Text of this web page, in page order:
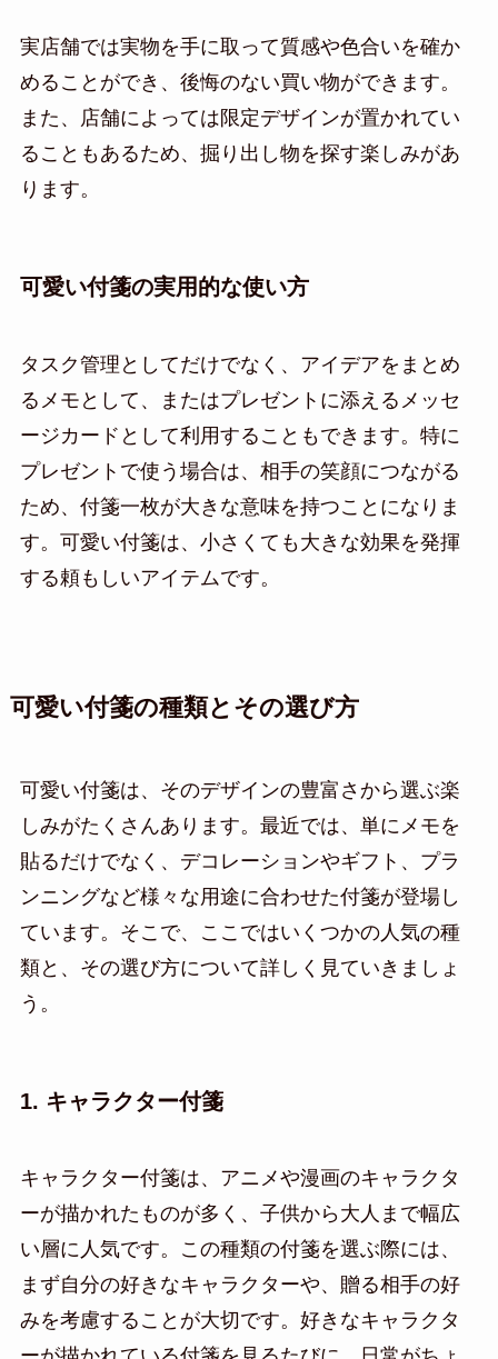
実店舗では実物を手に取って質感や色合いを確か
めることができ、後悔のない買い物ができます。
また、店舗によっては限定デザインが置かれてい
ることもあるため、掘り出し物を探す楽しみがあ
ります。
可愛い付箋の実用的な使い方
タスク管理としてだけでなく、アイデアをまとめ
るメモとして、またはプレゼントに添えるメッセ
ージカードとして利用することもできます。特に
プレゼントで使う場合は、相手の笑顔につながる
ため、付箋一枚が大きな意味を持つことになりま
す。可愛い付箋は、小さくても大きな効果を発揮
する頼もしいアイテムです。
可愛い付箋の種類とその選び方
可愛い付箋は、そのデザインの豊富さから選ぶ楽
しみがたくさんあります。最近では、単にメモを
貼るだけでなく、デコレーションやギフト、プラ
ンニングなど様々な用途に合わせた付箋が登場し
ています。そこで、ここではいくつかの人気の種
類と、その選び方について詳しく見ていきましょ
う。
1. キャラクター付箋
キャラクター付箋は、アニメや漫画のキャラクタ
ーが描かれたものが多く、子供から大人まで幅広
い層に人気です。この種類の付箋を選ぶ際には、
まず自分の好きなキャラクターや、贈る相手の好
みを考慮することが大切です。好きなキャラクタ